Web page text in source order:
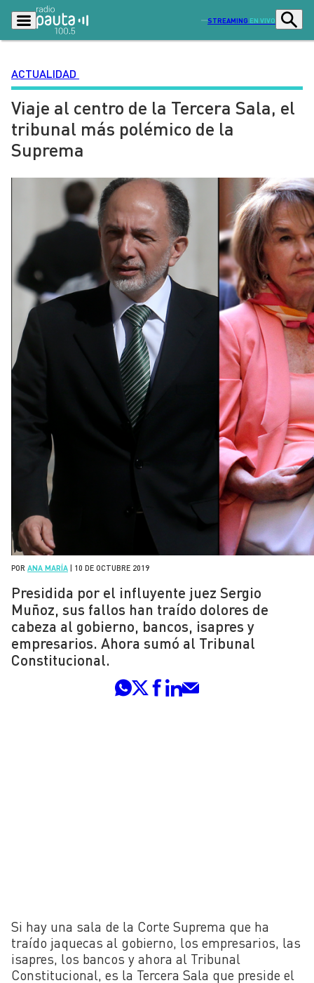
STREAMING EN VIVO
Podcasts Programas
Lo Último
Ciudad
Radio en vivo Sostenibilidad
Tendencias Deportes
Entretención y Cultura Opinión
Dato en Pauta Señal 2
Contenido Patrocinado
ACTUALIDAD
Viaje al centro de la Tercera Sala, el
tribunal más polémico de la
Suprema
POR ANA MARÍA 10 DE OCTUBRE 2019
Presidida por el influyente juez Sergio
Muñoz, sus fallos han traído dolores de
cabeza al gobierno, bancos, isapres y
empresarios. Ahora sumó al Tribunal
Constitucional.
Si hay una sala de la Corte Suprema que ha
traído jaquecas al gobierno, los empresarios, las
isapres, los bancos y ahora al Tribunal
Constitucional, es la Tercera Sala que preside el